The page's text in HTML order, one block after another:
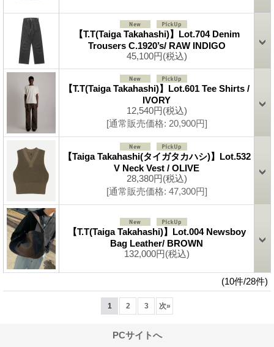
【T.T(Taiga Takahashi)】Lot.704 Denim
Trousers C.1920’s/ RAW INDIGO
45,100円(税込)
【T.T(Taiga Takahashi)】Lot.601 Tee Shirts /
IVORY
12,540円(税込)
[通常販売価格: 20,900円]
【Taiga Takahashi(タイガタカハシ)】Lot.532
V Neck Vest / OLIVE
28,380円(税込)
[通常販売価格: 47,300円]
【T.T(Taiga Takahashi)】Lot.004 Newsboy
Bag Leather/ BROWN
132,000円(税込)
(10件/28件)
1 2 3 次»
PCサイトへ